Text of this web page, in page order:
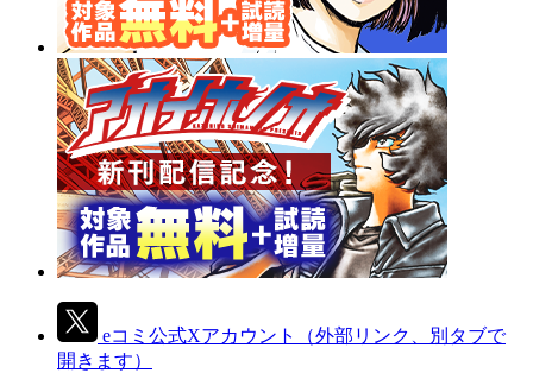
eコミ公式Xアカウント
（外部リンク、別タブで
開きます）